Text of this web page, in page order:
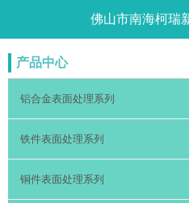
佛山市南海柯瑞
产品中心
铝合金表面处理系列
铁件表面处理系列
铜件表面处理系列